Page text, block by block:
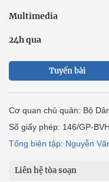
Multimedia
24h qua
Tuyến bài
Cơ quan chủ quản: Bộ
Số giấy phép: 146/GP-
Tổng biên tập: Nguyễn
Liên hệ tòa soạn